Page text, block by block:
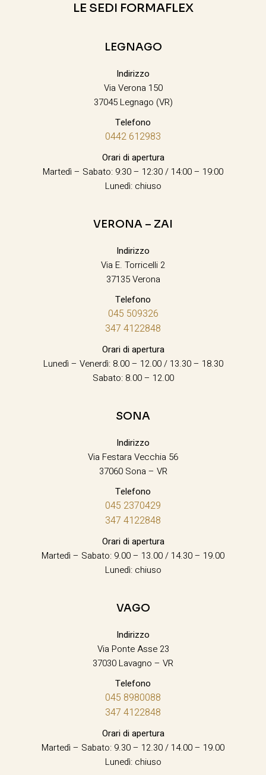
LE SEDI FORMAFLEX
LEGNAGO
Indirizzo
Via Verona 150
37045 Legnago (VR)
Telefono
0442 612983
Orari di apertura
Martedì – Sabato: 9:30 – 12:30 / 14:00 – 19:00
Lunedì: chiuso
VERONA – ZAI
Indirizzo
Via E. Torricelli 2
37135 Verona
Telefono
045 509326
347 4122848
Orari di apertura
Lunedì – Venerdì: 8.00 – 12.00 / 13.30 – 18.30
Sabato: 8.00 – 12.00
SONA
Indirizzo
Via Festara Vecchia 56
37060 Sona – VR
Telefono
045 2370429
347 4122848
Orari di apertura
Martedì – Sabato: 9.00 – 13.00 / 14.30 – 19.00
Lunedì: chiuso
VAGO
Indirizzo
Via Ponte Asse 23
37030 Lavagno – VR
Telefono
045 8980088
347 4122848
Orari di apertura
Martedì – Sabato: 9.30 – 12.30 / 14.00 – 19.00
Lunedì: chiuso